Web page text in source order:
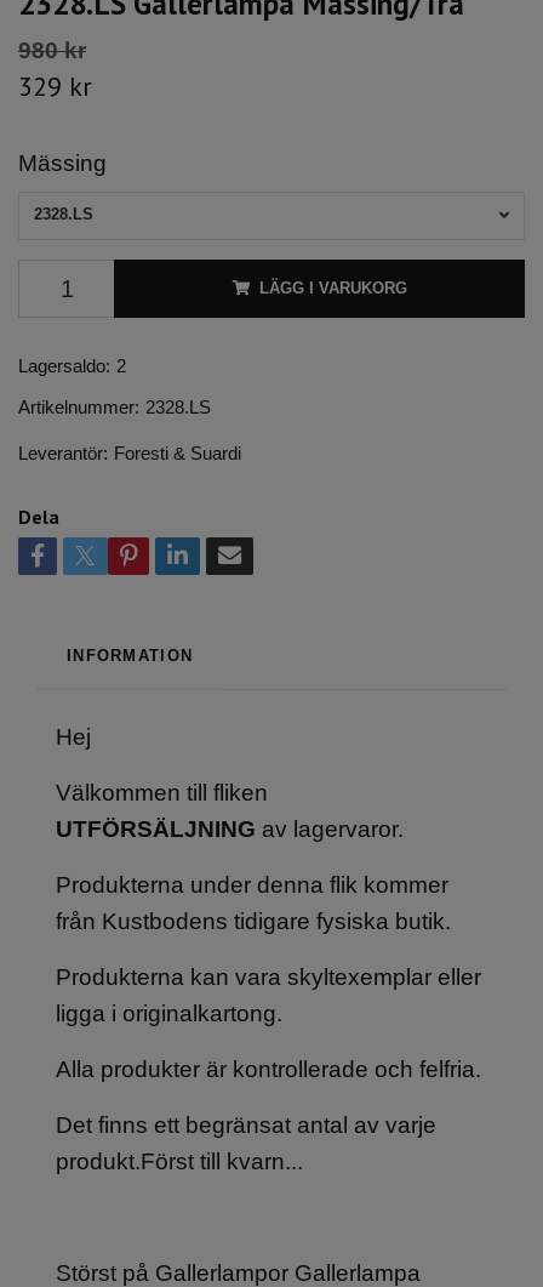
980 kr
329 kr
Mässing
2328.LS
LÄGG I VARUKORG
Lagersaldo: 2
Artikelnummer: 2328.LS
Leverantör: Foresti & Suardi
Dela
INFORMATION
Hej
Välkommen till fliken
UTFÖRSÄLJNING av lagervaror.
Produkterna under denna flik kommer
från Kustbodens tidigare fysiska butik.
Produkterna kan vara skyltexemplar eller
ligga i originalkartong.
Alla produkter är kontrollerade och felfria.
Det finns ett begränsat antal av varje
produkt.Först till kvarn...
Störst på Gallerlampor Gallerlampa